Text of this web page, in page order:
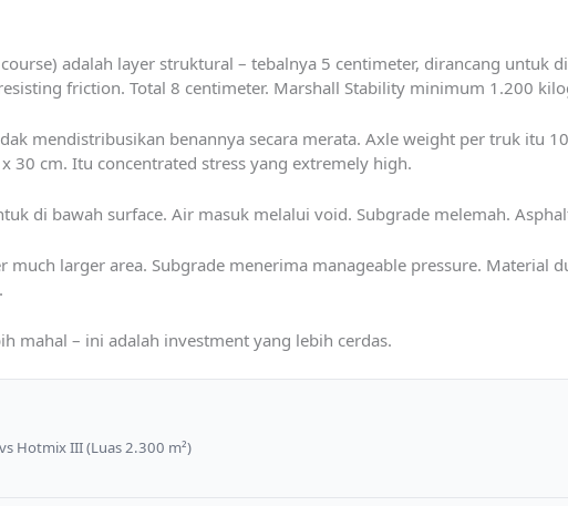
adalah layer struktural – tebalnya 5 centimeter, dirancang untuk
friction. Total 8 centimeter. Marshall Stability minimum 1.200
mendistribusikan benannya secara merata. Axle weight per truk itu
30 cm. Itu concentrated stress yang extremely high.
di bawah surface. Air masuk melalui void. Subgrade melemah.
much larger area. Subgrade menerima manageable pressure. Material
mahal – ini adalah investment yang lebih cerdas.
Hotmix III (Luas 2.300 m²)